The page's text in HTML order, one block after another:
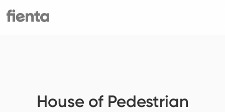
House of Pedestrian